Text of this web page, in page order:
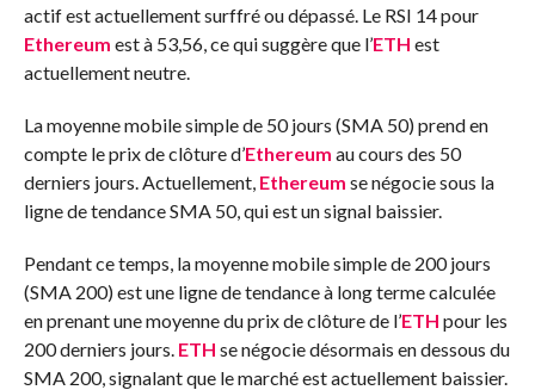
actif est actuellement surffré ou dépassé. Le RSI 14 pour
Ethereum est à 53,56, ce qui suggère que l’ETH est
actuellement neutre.
La moyenne mobile simple de 50 jours (SMA 50) prend en
compte le prix de clôture d’Ethereum au cours des 50
derniers jours. Actuellement, Ethereum se négocie sous la
ligne de tendance SMA 50, qui est un signal baissier.
Pendant ce temps, la moyenne mobile simple de 200 jours
(SMA 200) est une ligne de tendance à long terme calculée
en prenant une moyenne du prix de clôture de l’ETH pour les
200 derniers jours. ETH se négocie désormais en dessous du
SMA 200, signalant que le marché est actuellement baissier.